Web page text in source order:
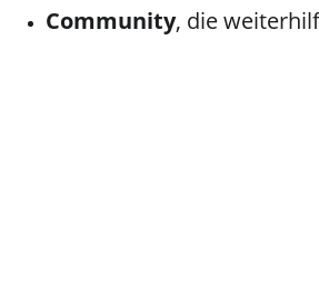
Community, die